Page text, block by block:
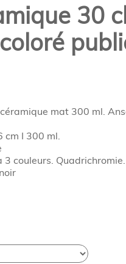
30
mat 300 ml.
I 300 ml.
couleurs. Quadrichromie.